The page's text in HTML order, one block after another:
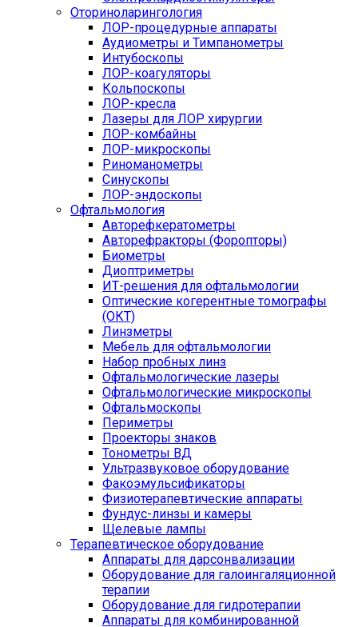
Оториноларингология
ЛОР-процедурные аппараты
Аудиометры и Тимпанометры
Интубоскопы
ЛОР-коагуляторы
Кольпоскопы
ЛОР-кресла
Лазеры для ЛОР хирургии
ЛОР-комбайны
ЛОР-микроскопы
Риноманометры
Синускопы
ЛОР-эндоскопы
Офтальмология
Авторефкератометры
Авторефракторы (Форопторы)
Биометры
Диоптриметры
ИТ-решения для офтальмологии
Оптические когерентные томографы
(ОКТ)
Линзметры
Мебель для офтальмологии
Набор пробных линз
Офтальмологические лазеры
Офтальмологические микроскопы
Офтальмоскопы
Периметры
Проекторы знаков
Тонометры ВД
Ультразвуковое оборудование
Факоэмульсификаторы
Физиотерапевтические аппараты
Фундус-линзы и камеры
Щелевые лампы
Терапевтическое оборудование
Аппараты для дарсонвализации
Оборудование для галоингаляционной
терапии
Оборудование для гидротерапии
Аппараты для комбинированной